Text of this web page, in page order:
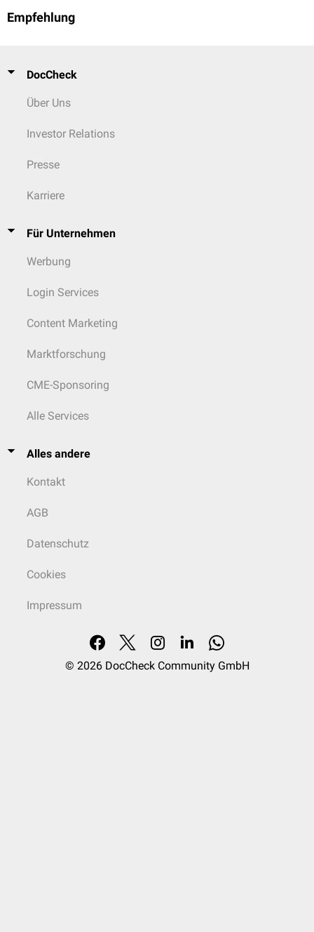
Empfehlung
DocCheck
Über Uns
Investor Relations
Presse
Karriere
Für Unternehmen
Werbung
Login Services
Content Marketing
Marktforschung
CME-Sponsoring
Alle Services
Alles andere
Kontakt
AGB
Datenschutz
Cookies
Impressum
© 2026 DocCheck Community GmbH